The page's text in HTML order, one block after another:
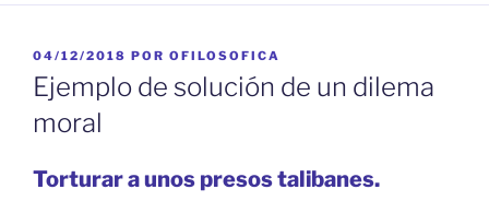
PUBLICADO
EL
04/12/2018 POR OFILOSOFICA
Ejemplo de solución de un dilema
moral
Torturar a unos presos talibanes.